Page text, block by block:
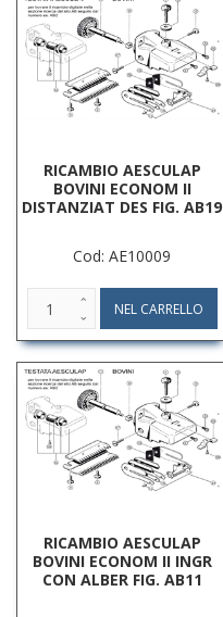
RICAMBIO AESCULAP
BOVINI ECONOM II
DISTANZIAT DES FIG. AB19
Cod: AE10009
RICAMBIO AESCULAP
BOVINI ECONOM II INGR
CON ALBER FIG. AB11